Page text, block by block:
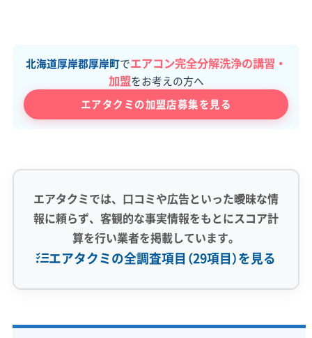
北海道厚岸郡厚岸町でエアコン完全分解洗浄の講習・
加盟をお考えの方へ
エアタクミの加盟店募集を見る
エアタクミでは、口コミや広告といった曖昧な情
報に頼らず、客観的な事実情報をもとにスコア計
算を行い業者を掲載しています。
エアタクミの全調査項目（29項目）を見る